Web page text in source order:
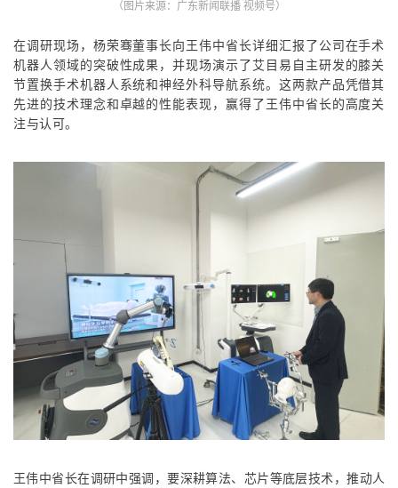
（图片来源：广东新闻联播 视频号）
在调研现场，杨荣骞董事长向王伟中省长详细汇报了公司在手术
机器人领域的突破性成果，并现场演示了艾目易自主研发的膝关
节置换手术机器人系统和神经外科导航系统。 这两款产品凭借其
先进的技术理念和卓越的性能表现，赢得了王伟中省长的高度关
注与认可。
王伟中省长在调研中强调，要深耕算法、芯片等底层技术，推动人